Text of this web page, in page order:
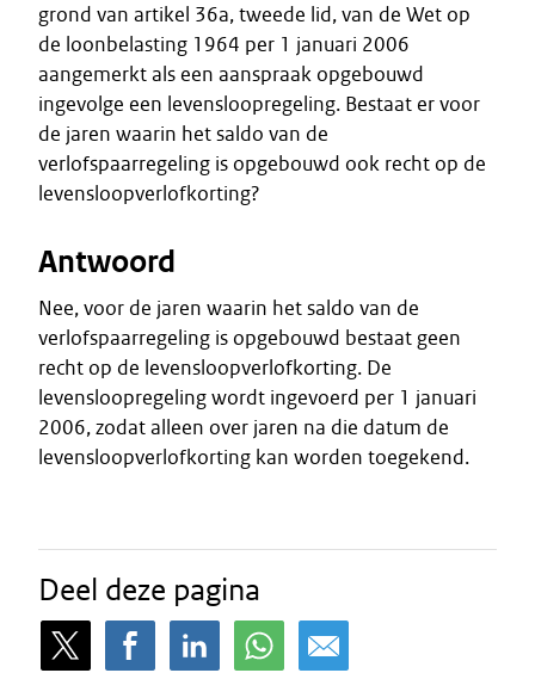
grond van artikel 36a, tweede lid, van de Wet op
de loonbelasting 1964 per 1 januari 2006
aangemerkt als een aanspraak opgebouwd
ingevolge een levensloopregeling. Bestaat er voor
de jaren waarin het saldo van de
verlofspaarregeling is opgebouwd ook recht op de
levensloopverlofkorting?
Antwoord
Nee, voor de jaren waarin het saldo van de
verlofspaarregeling is opgebouwd bestaat geen
recht op de levensloopverlofkorting. De
levensloopregeling wordt ingevoerd per 1 januari
2006, zodat alleen over jaren na die datum de
levensloopverlofkorting kan worden toegekend.
Deel deze pagina